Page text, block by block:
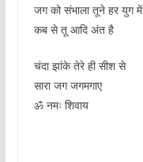
जग को संभाला तूने हर युग में
कब से तू आदि अंत है
चंदा झांके तेरे ही सीश से
सारा जग जगमगाए
ॐ नमः शिवाय